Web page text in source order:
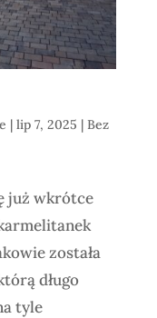
| lip 7, 2025 | Bez
już wkrótce
została
długo
tyle